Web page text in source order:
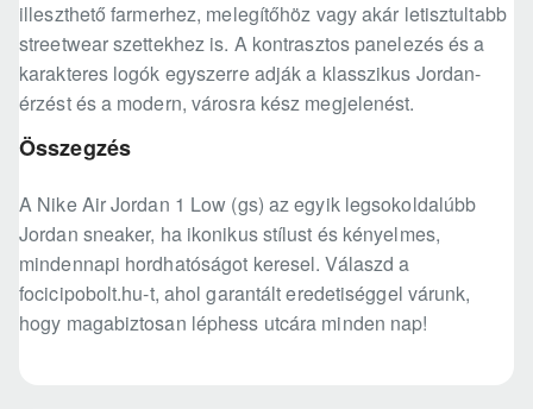
illeszthető farmerhez, melegítőhöz vagy akár letisztultabb
streetwear szettekhez is. A kontrasztos panelezés és a
karakteres logók egyszerre adják a klasszikus Jordan-
érzést és a modern, városra kész megjelenést.
Összegzés
A Nike Air Jordan 1 Low (gs) az egyik legsokoldalúbb
Jordan sneaker, ha ikonikus stílust és kényelmes,
mindennapi hordhatóságot keresel. Válaszd a
focicipobolt.hu-t, ahol garantált eredetiséggel várunk,
hogy magabiztosan léphess utcára minden nap!